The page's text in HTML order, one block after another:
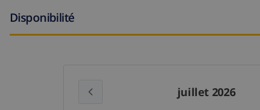
Disponibilité
juillet 2026